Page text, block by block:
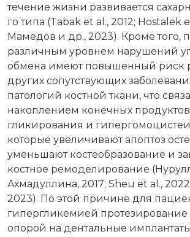
течение жизни развивается
го типа (Tabak et al., 2012; Hostalek
Мамедов и др., 2023). Кроме того,
различным уровнем нарушений
обмена имеют повышенный риск
других сопутствующих
патологий костной ткани, что
накоплением конечных продуктов
гликирования и
которые увеличивают апоптоз
уменьшают костеобразование и
костное ремоделирование
Ахмадуллина, 2017; Sheu et al.,
2023). По этой причине для
гипергликемией протезирование
опорой на дентальные